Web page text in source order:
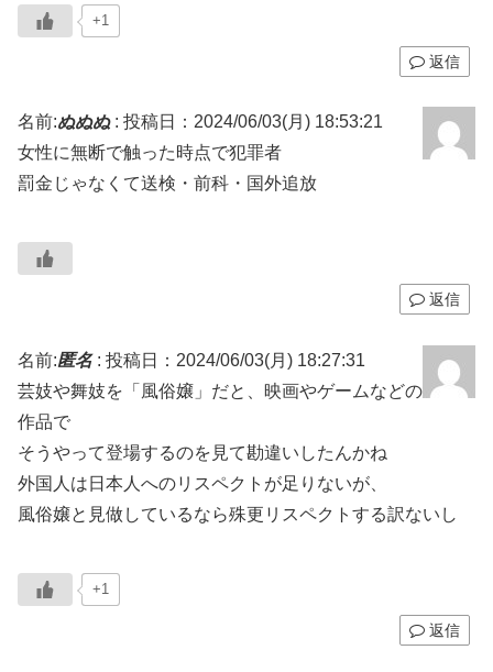
+1
返信
名前:ぬぬぬ: 投稿日：2024/06/03(月) 18:53:21
女性に無断で触った時点で犯罪者
罰金じゃなくて送検・前科・国外追放
返信
名前:匿名: 投稿日：2024/06/03(月) 18:27:31
芸妓や舞妓を「風俗嬢」だと、映画やゲームなどの
作品で
そうやって登場するのを見て勘違いしたんかね
外国人は日本人へのリスペクトが足りないが、
風俗嬢と見做しているなら殊更リスペクトする訳ないし
+1
返信